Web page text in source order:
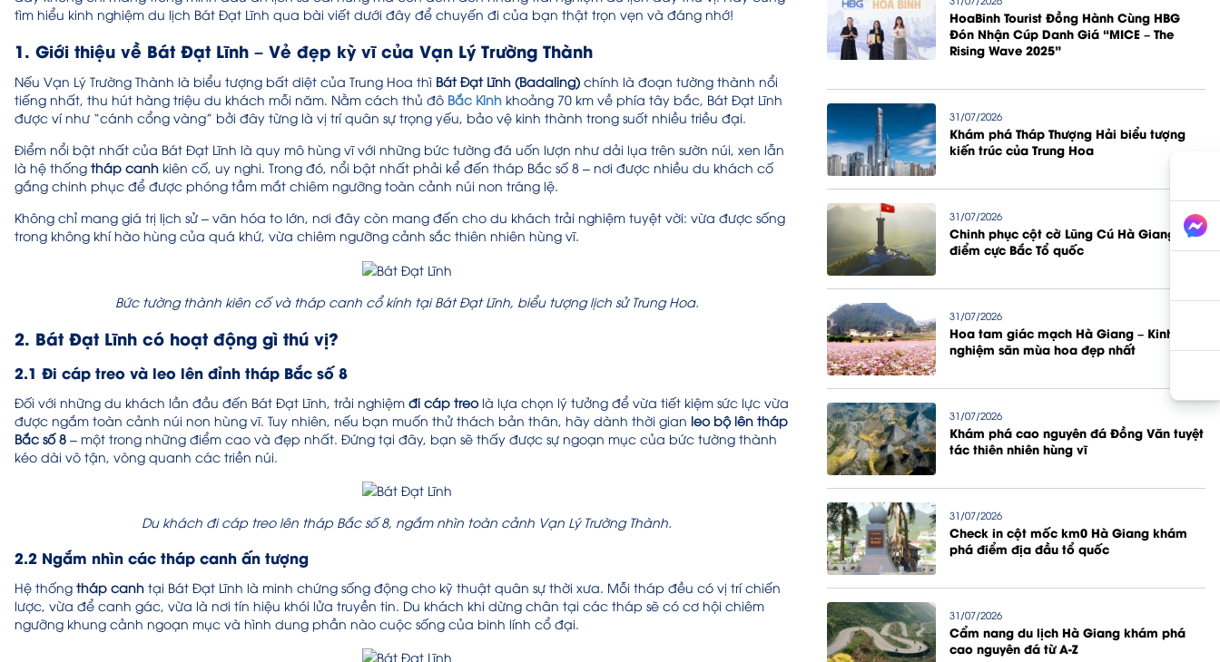
tìm hiểu kinh nghiệm du lịch Bát Đạt Lĩnh qua bài viết dưới đây để chuyến đi của bạn thật trọn vẹn và đáng nhớ!
1. Giới thiệu về Bát Đạt Lĩnh – Vẻ đẹp kỳ vĩ của Vạn Lý Trường Thành
Nếu Vạn Lý Trường Thành là biểu tượng bất diệt của Trung Hoa thì Bát Đạt Lĩnh (Badaling) chính là đoạn tường thành nổi
tiếng nhất, thu hút hàng triệu du khách mỗi năm. Nằm cách thủ đô Bắc Kinh khoảng 70 km về phía tây bắc, Bát Đạt Lĩnh
được ví như “cánh cổng vàng” bởi đây từng là vị trí quân sự trọng yếu, bảo vệ kinh thành trong suốt nhiều triều đại.
Điểm nổi bật nhất của Bát Đạt Lĩnh là quy mô hùng vĩ với những bức tường đá uốn lượn như dải lụa trên sườn núi, xen lẫn
là hệ thống tháp canh kiên cố, uy nghi. Trong đó, nổi bật nhất phải kể đến tháp Bắc số 8 – nơi được nhiều du khách cố
gắng chinh phục để được phóng tầm mắt chiêm ngưỡng toàn cảnh núi non tráng lệ.
Không chỉ mang giá trị lịch sử – văn hóa to lớn, nơi đây còn mang đến cho du khách trải nghiệm tuyệt vời: vừa được sống
trong không khí hào hùng của quá khứ, vừa chiêm ngưỡng cảnh sắc thiên nhiên hùng vĩ.
Bức tường thành kiên cố và tháp canh cổ kính tại Bát Đạt Lĩnh, biểu tượng lịch sử Trung Hoa.
2. Bát Đạt Lĩnh có hoạt động gì thú vị?
2.1 Đi cáp treo và leo lên đỉnh tháp Bắc số 8
Đối với những du khách lần đầu đến Bát Đạt Lĩnh, trải nghiệm đi cáp treolà lựa chọn lý tưởng để vừa tiết kiệm sức lực vừa
được ngắm toàn cảnh núi non hùng vĩ. Tuy nhiên, nếu bạn muốn thử thách bản thân, hãy dành thời gian leo bộ lên tháp
Bắc số 8 – một trong những điểm cao và đẹp nhất. Đứng tại đây, bạn sẽ thấy được sự ngoạn mục của bức tường thành
kéo dài vô tận, vòng quanh các triền núi.
Du khách đi cáp treo lên tháp Bắc số 8, ngắm nhìn toàn cảnh Vạn Lý Trường Thành.
2.2 Ngắm nhìn các tháp canh ấn tượng
Hệ thống tháp canh tại Bát Đạt Lĩnh là minh chứng sống động cho kỹ thuật quân sự thời xưa. Mỗi tháp đều có vị trí chiến
lược, vừa để canh gác, vừa là nơi tín hiệu khói lửa truyền tin. Du khách khi dừng chân tại các tháp sẽ có cơ hội chiêm
ngưỡng khung cảnh ngoạn mục và hình dung phần nào cuộc sống của binh lính cổ đại.
HoaBinh Tourist Đồng Hành Cùng HBG
Đón Nhận Cúp Danh Giá “MICE – The
Rising Wave 2025”
31/07/2026
Khám phá Tháp Thượng Hải biểu tượng
kiến trúc của Trung Hoa
31/07/2026
Chinh phục cột cờ Lũng Cú Hà Giang
điểm cực Bắc Tổ quốc
31/07/2026
Hoa tam giác mạch Hà Giang – Kinh
nghiệm săn mùa hoa đẹp nhất
31/07/2026
Khám phá cao nguyên đá Đồng Văn tuyệt
tác thiên nhiên hùng vĩ
31/07/2026
Check in cột mốc km0 Hà Giang khám
phá điểm địa đầu tổ quốc
31/07/2026
Cẩm nang du lịch Hà Giang khám phá
cao nguyên đá từ A-Z